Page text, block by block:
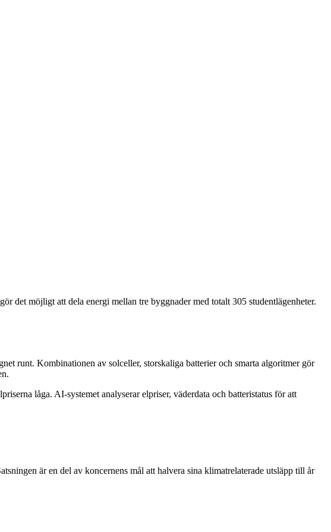
det möjligt att dela energi mellan tre byggnader med totalt 305 studentlägenheter.
runt. Kombinationen av solceller, storskaliga batterier och smarta algoritmer gör
låga. AI-systemet analyserar elpriser, väderdata och batteristatus för att
är en del av koncernens mål att halvera sina klimatrelaterade utsläpp till år